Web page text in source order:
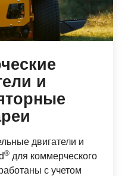
и
двигатели и
® для коммерческого
с учетом